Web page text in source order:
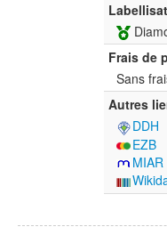
Frais de
Sans
Autres
DDH
EZB
MIAR